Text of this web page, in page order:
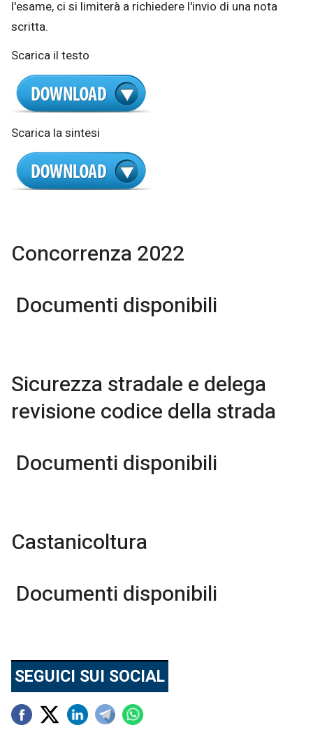
l'esame, ci si limiterà a richiedere l'invio di una nota
scritta.
Scarica il testo
Scarica la sintesi
Concorrenza 2022
Documenti disponibili
Sicurezza stradale e delega
revisione codice della strada
Documenti disponibili
Castanicoltura
Documenti disponibili
SEGUICI SUI SOCIAL